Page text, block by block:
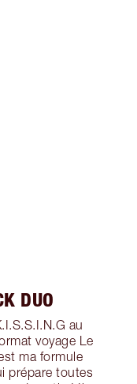
DUO
au
voyage Le
ma formule
prépare toutes